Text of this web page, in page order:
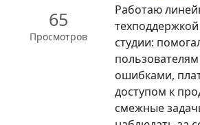
65
Просмотров
Работаю
студии:
ошибками,
доступом к
смежные